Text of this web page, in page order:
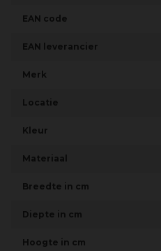
EAN code
EAN leverancier
Merk
Locatie
Kleur
Materiaal
Breedte in cm
Diepte in cm
Hoogte in cm